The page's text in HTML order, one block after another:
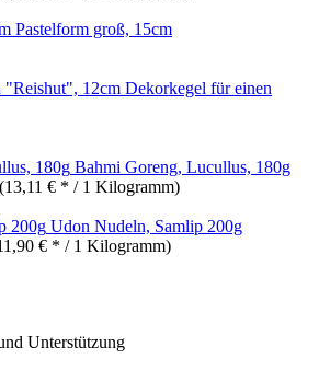
Pastelform groß, 15cm
Dekorkegel für einen
Bahmi Goreng, Lucullus, 180g
(13,11 € * / 1 Kilogramm)
Udon Nudeln, Samlip 200g
€ * / 1 Kilogramm)
Unterstützung